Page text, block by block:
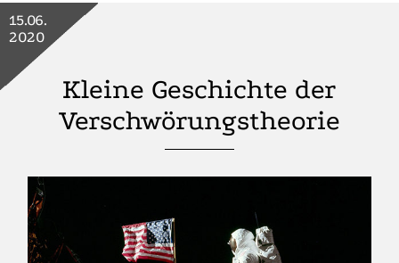
Kleine Geschichte der
Verschwörungstheorie
15.06.
2020